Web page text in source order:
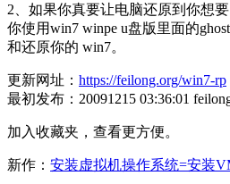
2、如果你真要让电脑还原到你想
你使用win7 winpe u盘版里面的
和还原你的 win7。
更新网址： https://feilong.org/win7-rp
最初发布：20091215 03:36:01
加入收藏夹，查看更方便。
新作： 安装虚拟机操作系统=安装